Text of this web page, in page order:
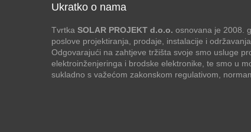
Ukratko o nama
Tvrtka SOLAR PROJEKT d.o.o. osnovana je 2008.
poslove projektiranja, prodaje, instalacije i
Odgovarajući na zahtjeve tržišta svoje smo usluge
elektroinženjeringa i brodske elektronike, te smo u
sukladno s važećom zakonskom regulativom,